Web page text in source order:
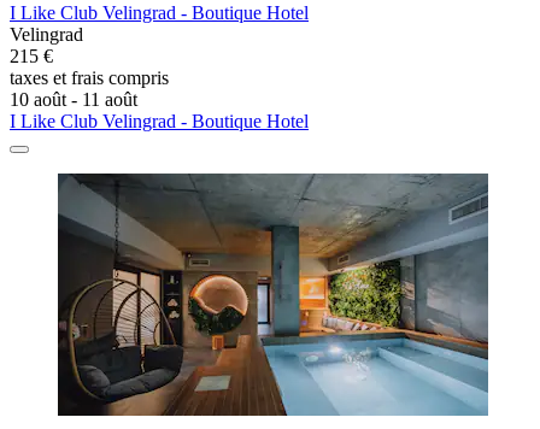
I Like Club Velingrad - Boutique Hotel
Velingrad
215 €
taxes et frais compris
10 août - 11 août
I Like Club Velingrad - Boutique Hotel